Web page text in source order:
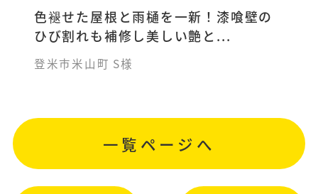
色褪せた屋根と雨樋を一新！漆喰壁の
ひび割れも補修し美しい艶と...
登米市米山町 S様
一覧ページへ